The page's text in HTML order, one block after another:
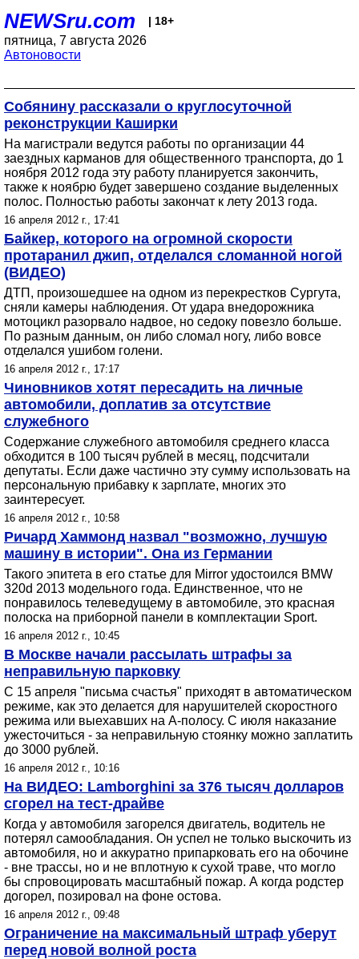
NEWSru.com | 18+
пятница, 7 августа 2026
Автоновости
Собянину рассказали о круглосуточной
реконструкции Каширки
На магистрали ведутся работы по организации 44
заездных карманов для общественного транспорта, до 1
ноября 2012 года эту работу планируется закончить,
также к ноябрю будет завершено создание выделенных
полос. Полностью работы закончат к лету 2013 года.
16 апреля 2012 г., 17:41
Байкер, которого на огромной скорости
протаранил джип, отделался сломанной ногой
(ВИДЕО)
ДТП, произошедшее на одном из перекрестков Сургута,
сняли камеры наблюдения. От удара внедорожника
мотоцикл разорвало надвое, но седоку повезло больше.
По разным данным, он либо сломал ногу, либо вовсе
отделался ушибом голени.
16 апреля 2012 г., 17:17
Чиновников хотят пересадить на личные
автомобили, доплатив за отсутствие
служебного
Содержание служебного автомобиля среднего класса
обходится в 100 тысяч рублей в месяц, подсчитали
депутаты. Если даже частично эту сумму использовать на
персональную прибавку к зарплате, многих это
заинтересует.
16 апреля 2012 г., 10:58
Ричард Хаммонд назвал "возможно, лучшую
машину в истории". Она из Германии
Такого эпитета в его статье для Mirror удостоился BMW
320d 2013 модельного года. Единственное, что не
понравилось телеведущему в автомобиле, это красная
полоска на приборной панели в комплектации Sport.
16 апреля 2012 г., 10:45
В Москве начали рассылать штрафы за
неправильную парковку
С 15 апреля "письма счастья" приходят в автоматическом
режиме, как это делается для нарушителей скоростного
режима или выехавших на А-полосу. С июля наказание
ужесточиться - за неправильную стоянку можно заплатить
до 3000 рублей.
16 апреля 2012 г., 10:16
На ВИДЕО: Lamborghini за 376 тысяч долларов
сгорел на тест-драйве
Когда у автомобиля загорелся двигатель, водитель не
потерял самообладания. Он успел не только выскочить из
автомобиля, но и аккуратно припарковать его на обочине
- вне трассы, но и не вплотную к сухой траве, что могло
бы спровоцировать масштабный пожар. А когда родстер
догорел, позировал на фоне остова.
16 апреля 2012 г., 09:48
Ограничение на максимальный штраф уберут
перед новой волной роста